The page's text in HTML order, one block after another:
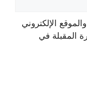
الإلكتروني
المقبلة في